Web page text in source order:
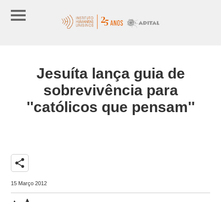
Jesuíta lança guia de
sobrevivência para
''católicos que pensam''
share
15 Março 2012